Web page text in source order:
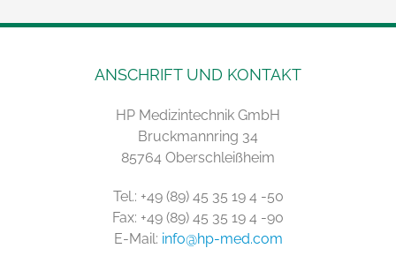
ANSCHRIFT UND KONTAKT
HP Medizintechnik GmbH
Bruckmannring 34
85764 Oberschleißheim
Tel.: +49 (89) 45 35 19 4 -50
Fax: +49 (89) 45 35 19 4 -90
E-Mail: info@hp-med.com